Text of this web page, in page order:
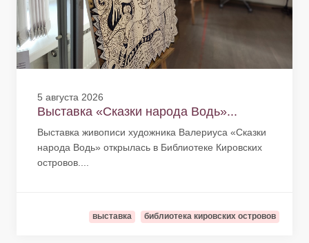
5 августа 2026
Выставка «Сказки народа Водь»...
Выставка живописи художника Валериуса «Сказки
народа Водь» открылась в Библиотеке Кировских
островов....
выставка библиотека кировских островов